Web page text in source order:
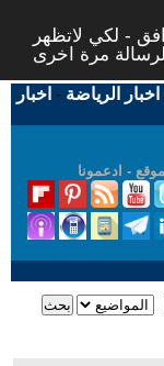
- لكي لاتظهر
اخبار الرياضة - اخبار
- ادعمونا